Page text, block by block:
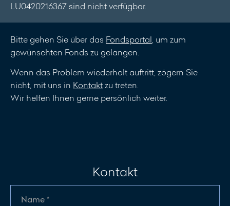
Nachricht
Investment Portal
LU0420216367 sind nicht verfügbar.
Bitte gehen Sie über das Fondsportal , um zum
gewünschten Fonds zu gelangen.
Wenn das Problem wiederholt auftritt, zögern Sie
nicht, mit uns in Kontaktzu treten.
Wir helfen Ihnen gerne persönlich weiter.
Kontakt